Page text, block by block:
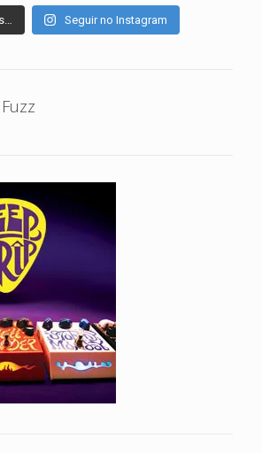
Seguir no Instagram